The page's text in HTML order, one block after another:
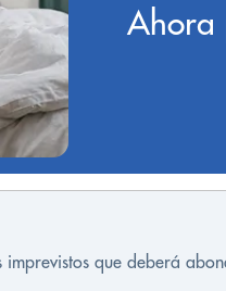
Ahora
que deberá